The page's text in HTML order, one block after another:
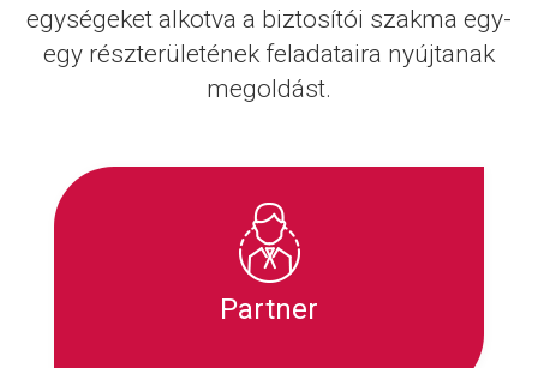
egységeket alkotva a biztosítói szakma egy-
egy részterületének feladataira nyújtanak
megoldást.
Partner